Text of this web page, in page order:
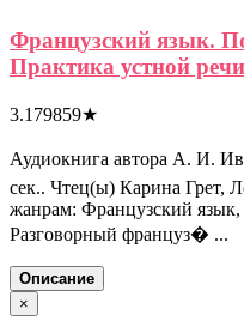
Французский язык.
Практика устной речи
3.179859★
Аудиокнига автора А. И.
сек.. Чтец(ы) Карина Грет,
жанрам: Французский
Разговорный француз� ...
Описание
×